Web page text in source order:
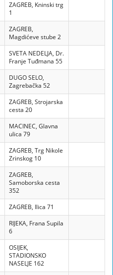
ZAGREB, Kninski trg
1
ZAGREB,
Magdićeve stube 2
SVETA NEDELJA, Dr.
Franje Tuđmana 55
DUGO SELO,
Zagrebačka 52
ZAGREB, Strojarska
cesta 20
MACINEC, Glavna
ulica 79
ZAGREB, Trg Nikole
Zrinskog 10
ZAGREB,
Samoborska cesta
352
ZAGREB, Ilica 71
RIJEKA, Frana Supila
6
OSIJEK,
STADIONSKO
NASELJE 162